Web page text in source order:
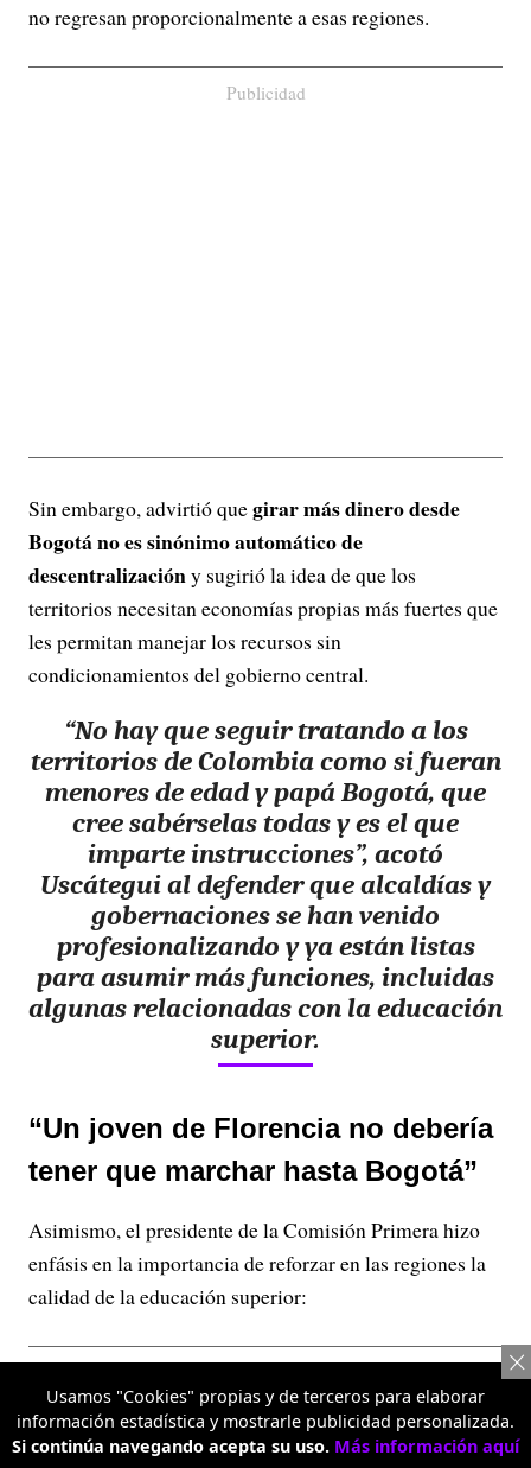
no regresan proporcionalmente a esas regiones.
Publicidad
Sin embargo, advirtió quegirar más dinero desde
Bogotá no es sinónimo automático de
descentralizacióny sugirió la idea de que los
territorios necesitan economías propias más fuertes que
les permitan manejar los recursos sin
condicionamientos del gobierno central.
“No hay que seguir tratando a los
territorios de Colombia como si fueran
menores de edad y papá Bogotá, que
cree sabérselas todas y es el que
imparte instrucciones”, acotó
Uscátegui al defender que alcaldías y
gobernaciones se han venido
profesionalizando y ya están listas
para asumir más funciones, incluidas
algunas relacionadas con la educación
superior.
“Un joven de Florencia no debería
tener que marchar hasta Bogotá”
Asimismo, el presidente de la Comisión Primera hizo
enfásis en la importancia de reforzar en las regiones la
calidad de la educación superior:
Usamos "Cookies" propias y de terceros para elaborar
información estadística y mostrarle publicidad personalizada.
Si continúa navegando acepta su uso. Más información aquí